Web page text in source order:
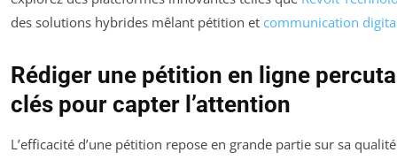
des solutions hybrides mêlant pétition et communication
Rédiger une pétition en ligne
clés pour capter l’attention
L’efficacité d’une pétition repose en grande partie sur sa